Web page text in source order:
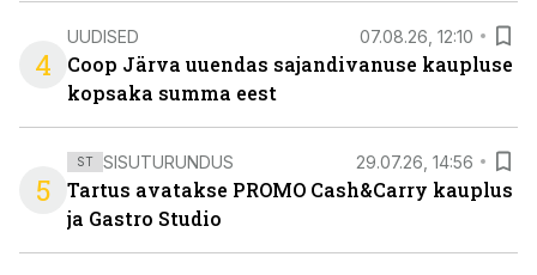
4
UUDISED 07.08.26, 12:10
Coop Järva uuendas sajandivanuse kaupluse
kopsaka summa eest
5
ST SISUTURUNDUS 29.07.26, 14:56
Tartus avatakse PROMO Cash&Carry kauplus
ja Gastro Studio